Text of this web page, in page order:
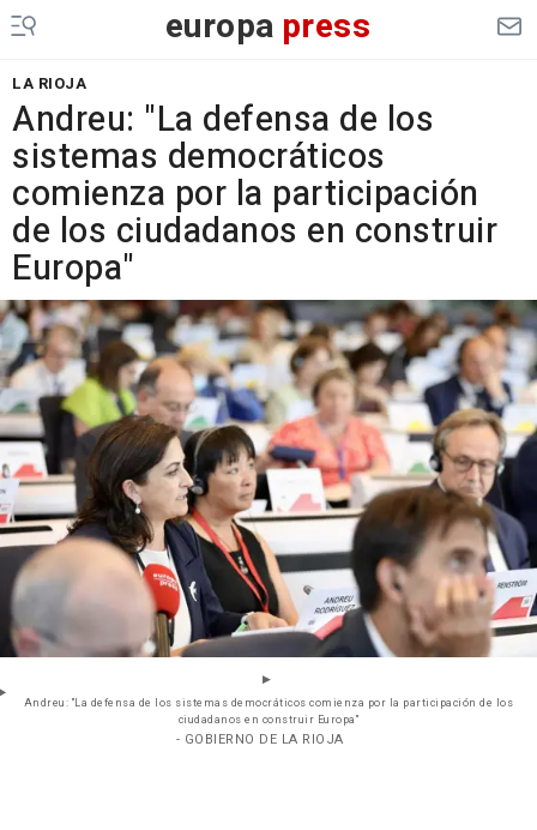
europa press
LA RIOJA
Andreu: "La defensa de los
sistemas democráticos
comienza por la participación
de los ciudadanos en construir
Europa"
Andreu: "La defensa de los sistemas democráticos comienza por la participación de los
ciudadanos en construir Europa"
- GOBIERNO DE LA RIOJA